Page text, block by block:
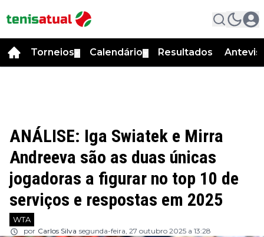
Torneios Calendário Resultados
ANÁLISE: Iga Swiatek e Mirra
Andreeva são as duas únicas
jogadoras a figurar no top 10 de
serviços e respostas em 2025
WTA
por Carlos Silva segunda-feira, 27 outubro 2025 a 13:28